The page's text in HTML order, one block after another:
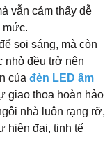
Sắc Trung
Cuộc Sống
quyết định chất
màu (CRI) – thông
sắc khi được chiếu
tròn
ánh sáng
chuẩn xác gần